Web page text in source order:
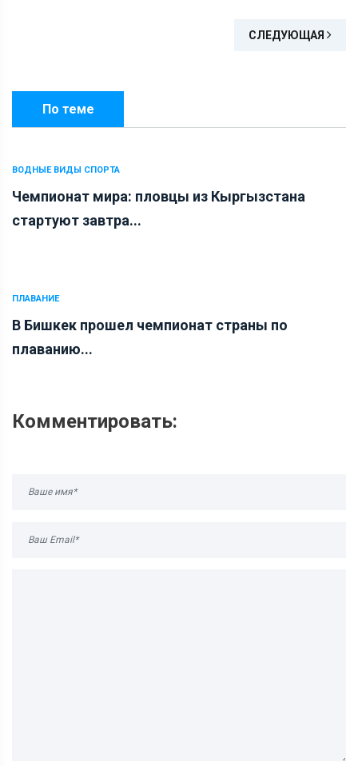
СЛЕДУЮЩАЯ
По теме
ВОДНЫЕ ВИДЫ СПОРТА
Чемпионат мира: пловцы из Кыргызстана
стартуют завтра...
ПЛАВАНИЕ
В Бишкек прошел чемпионат страны по
плаванию...
Комментировать: